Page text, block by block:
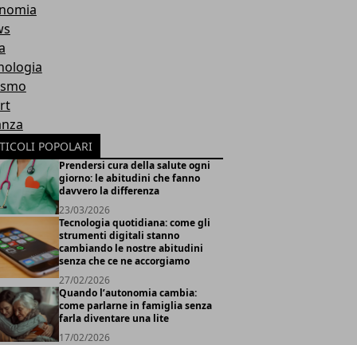
POPOLARI
Prendersi cura della salute ogni
giorno: le abitudini che fanno
davvero la differenza
23/03/2026
Tecnologia quotidiana: come gli
strumenti digitali stanno
cambiando le nostre abitudini
senza che ce ne accorgiamo
27/02/2026
Quando l’autonomia cambia:
come parlarne in famiglia senza
farla diventare una lite
17/02/2026